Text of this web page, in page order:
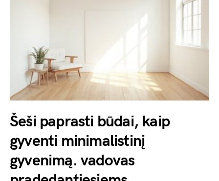
Šeši paprasti būdai, kaip
gyventi minimalistinį
gyvenimą. vadovas